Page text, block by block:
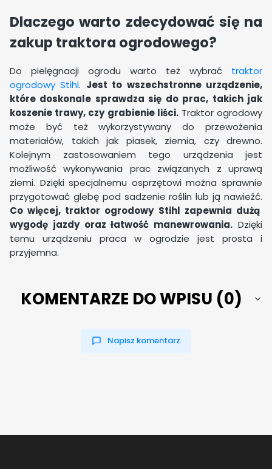
Dlaczego warto zdecydować się na
zakup traktora ogrodowego?
Do pielęgnacji ogrodu warto też wybrać traktor
ogrodowy Stihl. Jest to wszechstronne urządzenie,
które doskonale sprawdza się do prac, takich jak
koszenie trawy, czy grabienie liści.Traktor ogrodowy
może być też wykorzystywany do przewożenia
materiałów, takich jak piasek, ziemia, czy drewno.
Kolejnym zastosowaniem tego urządzenia jest
możliwość wykonywania prac związanych z uprawą
ziemi. Dzięki specjalnemu osprzętowi można sprawnie
przygotować glebę pod sadzenie roślin lub ją nawieźć.
Co więcej, traktor ogrodowy Stihl zapewnia dużą
wygodę jazdy oraz łatwość manewrowania. Dzięki
temu urządzeniu praca w ogrodzie jest prosta i
przyjemna.
KOMENTARZE DO WPISU (0)
Napisz komentarz